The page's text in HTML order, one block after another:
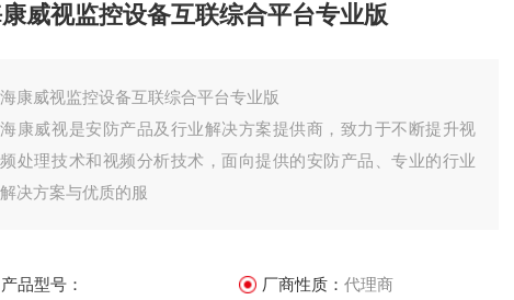
威视监控设备互联综合平台专业版
海康威视监控设备互联综合平台专业版
海康威视是安防产品及行业解决方案提供商，致力于不断提升视
频处理技术和视频分析技术，面向提供的安防产品、专业的行业
解决方案与优质的服
产品型号： 厂商性质： 代理商